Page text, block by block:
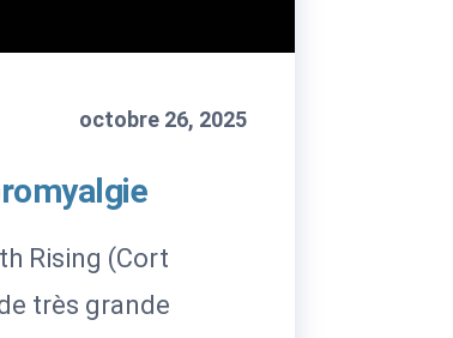
octobre 26, 2025
Rising (Cort
très grande